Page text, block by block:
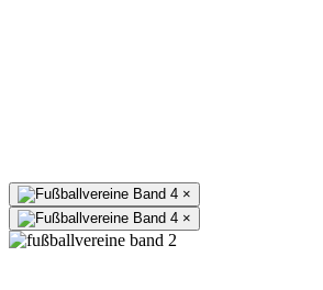
×
×